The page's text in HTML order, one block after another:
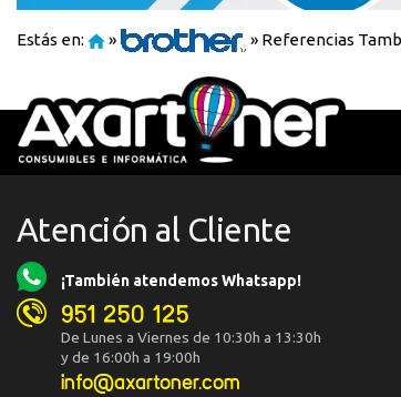
Estás en: » » Referencias
Atención al Cliente
¡También atendemos Whatsapp!
951 250 125
De Lunes a Viernes de 10:30h a 13:30h
y de 16:00h a 19:00h
info@axartoner.com